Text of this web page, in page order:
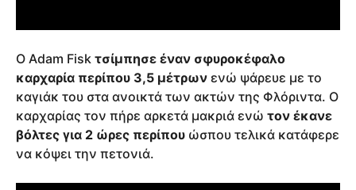
Ο Adam Fisk τσίμπησε έναν σφυροκέφαλο
καρχαρία περίπου 3,5 μέτρων ενώ ψάρευε με το
καγιάκ του στα ανοικτά των ακτών της Φλόριντα. Ο
καρχαρίας τον πήρε αρκετά μακριά ενώ τον έκανε
βόλτες για 2 ώρες περίπου ώσπου τελικά κατάφερε
να κόψει την πετονιά.